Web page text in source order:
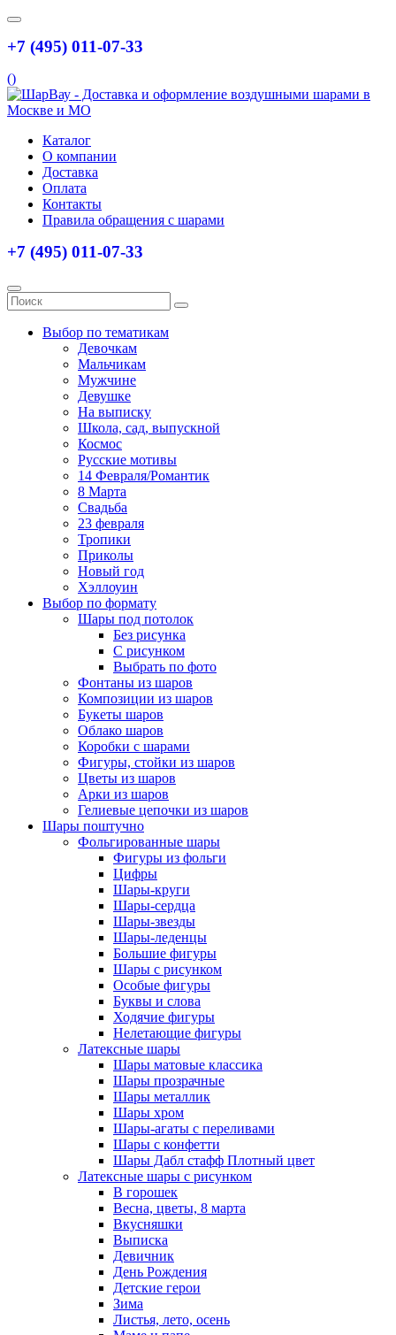
+7 (495) 011-07-33
()
Каталог
О компании
Доставка
Оплата
Контакты
Правила обращения с шарами
+7 (495) 011-07-33
Выбор по тематикам
Девочкам
Мальчикам
Мужчине
Девушке
На выписку
Школа, сад, выпускной
Космос
Русские мотивы
14 Февраля/Романтик
8 Марта
Свадьба
23 февраля
Тропики
Приколы
Новый год
Хэллоуин
Выбор по формату
Шары под потолок
Без рисунка
С рисунком
Выбрать по фото
Фонтаны из шаров
Композиции из шаров
Букеты шаров
Облако шаров
Коробки с шарами
Фигуры, стойки из шаров
Цветы из шаров
Арки из шаров
Гелиевые цепочки из шаров
Шары поштучно
Фольгированные шары
Фигуры из фольги
Цифры
Шары-круги
Шары-сердца
Шары-звезды
Шары-леденцы
Большие фигуры
Шары с рисунком
Особые фигуры
Буквы и слова
Ходячие фигуры
Нелетающие фигуры
Латексные шары
Шары матовые классика
Шары прозрачные
Шары металлик
Шары хром
Шары-агаты с переливами
Шары с конфетти
Шары Дабл стафф Плотный цвет
Латексные шары с рисунком
В горошек
Весна, цветы, 8 марта
Вкусняшки
Выписка
Девичник
День Рождения
Детские герои
Зима
Листья, лето, осень